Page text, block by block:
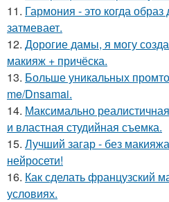
11. Гармония - это когда
затмевает.
12. Дорогие дамы, я могу
макияж + причёска.
13. Больше уникальных
me/Dnsamai.
14. Максимально
и властная студийная съемка.
15. Лучший загар - без
нейросети!
16. Как сделать французский
условиях.